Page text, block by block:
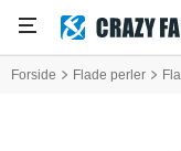
Forside Flade perler